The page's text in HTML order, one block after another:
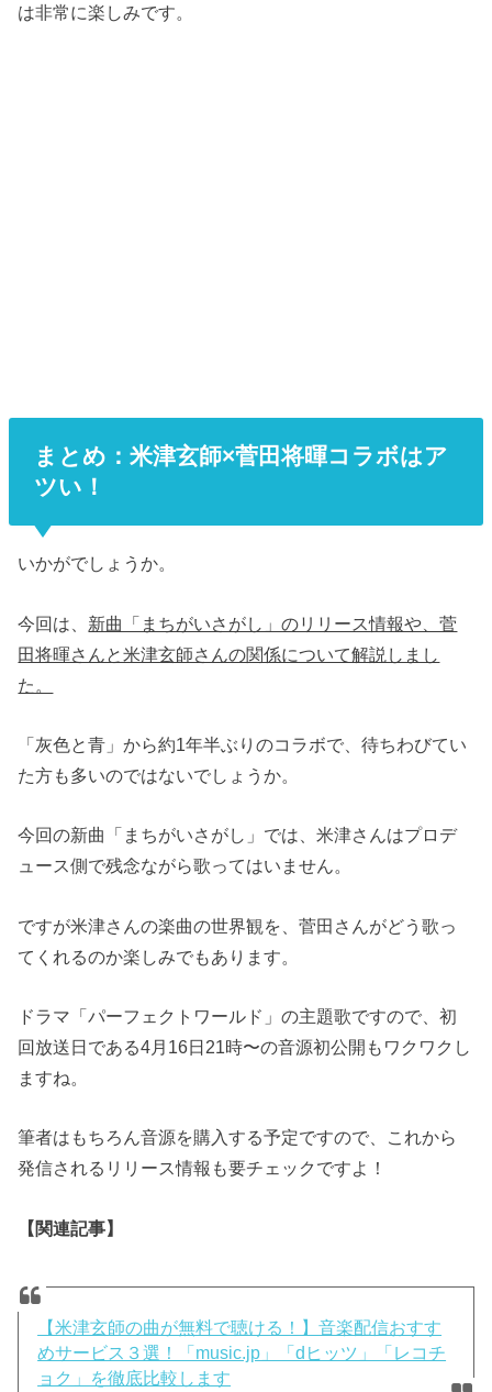
は非常に楽しみです。
まとめ：米津玄師×菅田将暉コラボはア
ツい！
いかがでしょうか。
今回は、 新曲「まちがいさがし」のリリース情報や、菅
田将暉さんと米津玄師さんの関係について解説しまし
た。
「灰色と青」から約1年半ぶりのコラボで、待ちわびてい
た方も多いのではないでしょうか。
今回の新曲「まちがいさがし」では、米津さんはプロデ
ュース側で残念ながら歌ってはいません。
ですが米津さんの楽曲の世界観を、菅田さんがどう歌っ
てくれるのか楽しみでもあります。
ドラマ「パーフェクトワールド」の主題歌ですので、初
回放送日である4月16日21時〜の音源初公開もワクワクし
ますね。
筆者はもちろん音源を購入する予定ですので、これから
発信されるリリース情報も要チェックですよ！
【関連記事】
【米津玄師の曲が無料で聴ける！】音楽配信おすす
めサービス３選！「music.jp」「dヒッツ」「レコチ
ョク」を徹底比較します